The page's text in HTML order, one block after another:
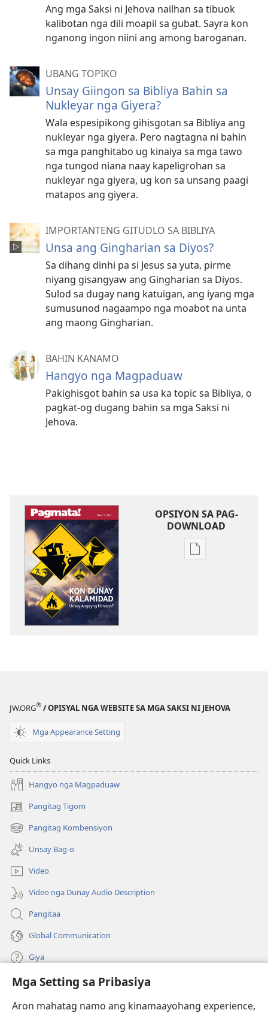
Mga Setting sa Pribasiya
Aron mahatag namo ang kinamaayohang experience,
Ang mga Saksi ni Jehova nailhan sa tibuok
kalibotan nga dili moapil sa gubat. Sayra kon
nganong ingon niini ang among baroganan.
UBANG TOPIKO
Unsay Giingon sa Bibliya Bahin sa
Nukleyar nga Giyera?
Wala espesipikong gihisgotan sa Bibliya ang
nukleyar nga giyera. Pero nagtagna ni bahin
sa mga panghitabo ug kinaiya sa mga tawo
nga tungod niana naay kapeligrohan sa
nukleyar nga giyera, ug kon sa unsang paagi
matapos ang giyera.
IMPORTANTENG GITUDLO SA BIBLIYA
Unsa ang Gingharian sa Diyos?
Sa dihang dinhi pa si Jesus sa yuta, pirme
niyang gisangyaw ang Gingharian sa Diyos.
Sulod sa dugay nang katuigan, ang iyang mga
sumusunod nagaampo nga moabot na unta
ang maong Gingharian.
BAHIN KANAMO
Hangyo nga Magpaduaw
Pakighisgot bahin sa usa ka topic sa Bibliya, o
pagkat-og dugang bahin sa mga Saksi ni
Jehova.
OPSIYON SA PAG-
DOWNLOAD
Opsiyon
Unsay
JW.ORG® / OPISYAL NGA WEBSITE SA MGA SAKSI NI JEHOVA
Mga Appearance Setting
Quick Links
Hangyo nga Magpaduaw
Pangitag Tigom
(mo-
open
ug
bag-
ong
window)
Pangitag Kombensiyon
(mo-
open
ug
bag-
ong
window)
Unsay Bag-o
Video
Video nga Dunay Audio Description
Pangitaa
Global Communication
Giya
Donasyon
(mo-
open